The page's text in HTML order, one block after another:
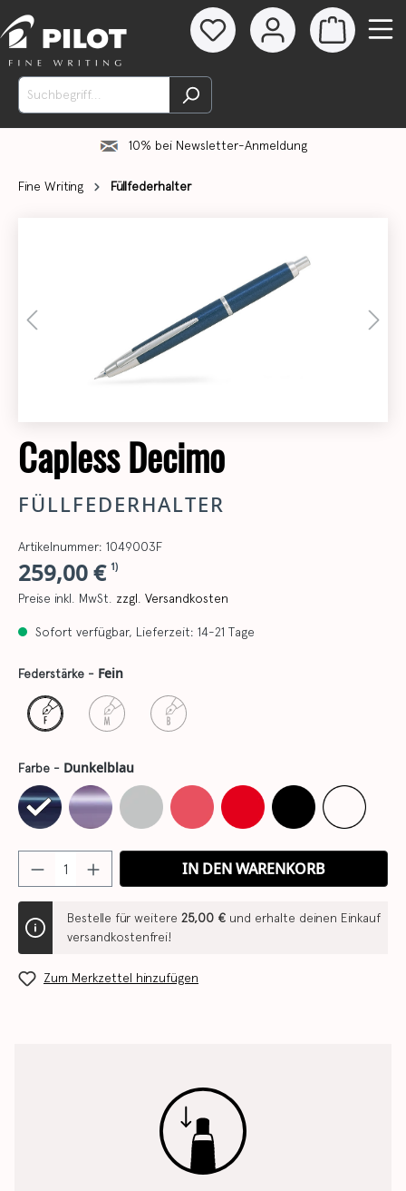
10% bei Newsletter-Anmeldung
Fine Writing Füllfederhalter
Capless Decimo
FÜLLFEDERHALTER
Artikelnummer: 1049003F
259,00 € 1)
Preise inkl. MwSt. zzgl. Versandkosten
Sofort verfügbar, Lieferzeit: 14-21 Tage
Federstärke - Fein
Farbe - Dunkelblau
IN DEN WARENKORB
Bestelle für weitere 25,00 € und erhalte deinen Einkauf
versandkostenfrei!
Zum Merkzettel hinzufügen